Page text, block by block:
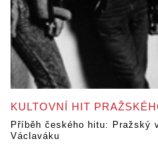
KULTOVNÍ HIT
Příběh českého hitu: Pražský
Václaváku